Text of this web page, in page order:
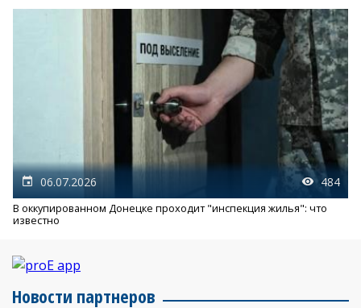
06.07.2026 484
В оккупированном Донецке проходит "инспекция жилья": что
известно
Новости партнеров